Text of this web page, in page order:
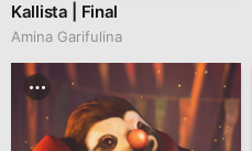
Kallista | Final
Amina Garifulina